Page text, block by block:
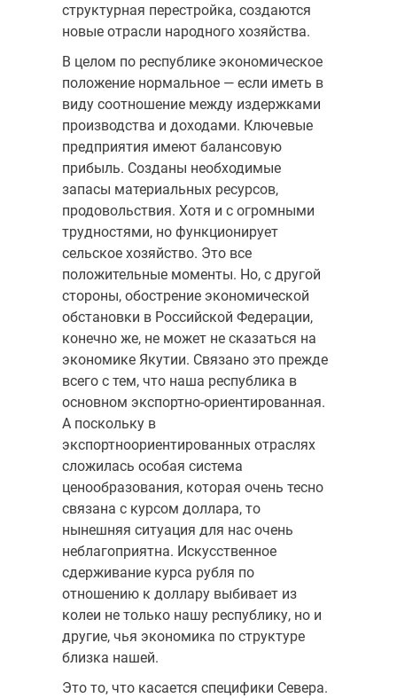
структурная перестройка, создаются
новые отрасли народного хозяйства.
В целом по республике экономическое
положение нормальное — если иметь в
виду соотношение между издержками
производства и доходами. Ключевые
предприятия имеют балансовую
прибыль. Созданы необходимые
запасы материальных ресурсов,
продовольствия. Хотя и с огромными
трудностями, но функционирует
сельское хозяйство. Это все
положительные моменты. Но, с другой
стороны, обострение экономической
обстановки в Российской Федерации,
конечно же, не может не сказаться на
экономике Якутии. Связано это прежде
всего с тем, что наша республика в
основном экспортно-ориентированная.
А поскольку в
экспортноориентированных отраслях
сложилась особая система
ценообразования, которая очень тесно
связана с курсом доллара, то
нынешняя ситуация для нас очень
неблагоприятна. Искусственное
сдерживание курса рубля по
отношению к доллару выбивает из
колеи не только нашу республику, но и
другие, чья экономика по структуре
близка нашей.
Это то, что касается специфики Севера.